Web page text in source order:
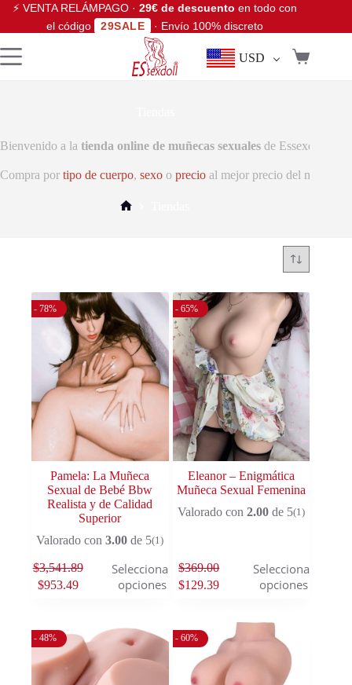
⚡ VENTA RELÁMPAGO ·29€ de descuento en todo con
el código
29SALE · Envío 100% discreto
USD
Bienvenido a la tienda online de muñecas sexuales de Essexdoll.
Compra por tipo de cuerpo, sexo o precio al mejor precio del mercado.
- 78%
Pamela: La Muñeca
Sexual de Bebé Bbw
Realista y de Calidad
Superior
Valorado con3.00 de 5(1)
$3,541.89
$953.49
Seleccionar
opciones
- 65%
Eleanor – Enigmática
Muñeca Sexual Femenina
Valorado con 2.00de 5(1)
$369.00
$129.39
Seleccionar
opciones
- 48% - 60%